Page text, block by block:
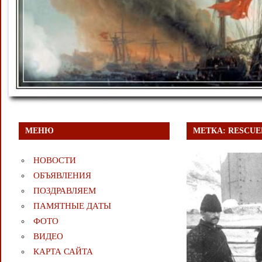
МЕТКА:
МЕНЮ
НОВОСТИ
ОБЪЯВЛЕНИЯ
ПОЗДРАВЛЯЕМ
ПАМЯТНЫЕ ДАТЫ
ФОТО
ВИДЕО
КАРТА САЙТА